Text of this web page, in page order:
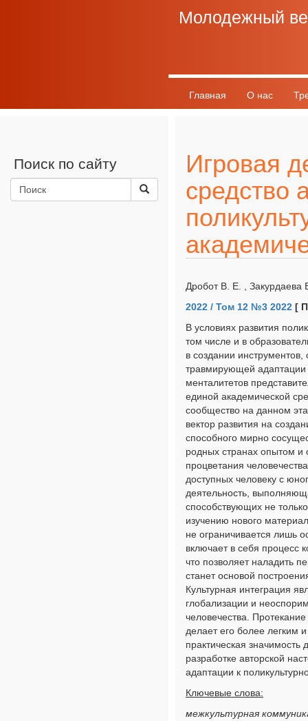
Молодежный
Главная О нас
Поиск по сайту
Игровая
средство
Дробот В. Е. ,
2022 / Том 12 №3 2022 [
В условиях развития
том числе и в
в создании
травмирующей адаптации
менталитетов
единой академической
сообщество на данном
вектор развития на
способного мирно
родных странах опытом и
процветания
доступных человеку с
деятельность,
способствующих не
изучению нового
не ограничивается лишь
включает в себя процесс
что позволяет наладить
станет основой
Культурная интеграция
глобализации и
человечества.
делает его более легким
практическая значимость
разработке авторской
адаптации к
Ключевые слова:
межкультурная